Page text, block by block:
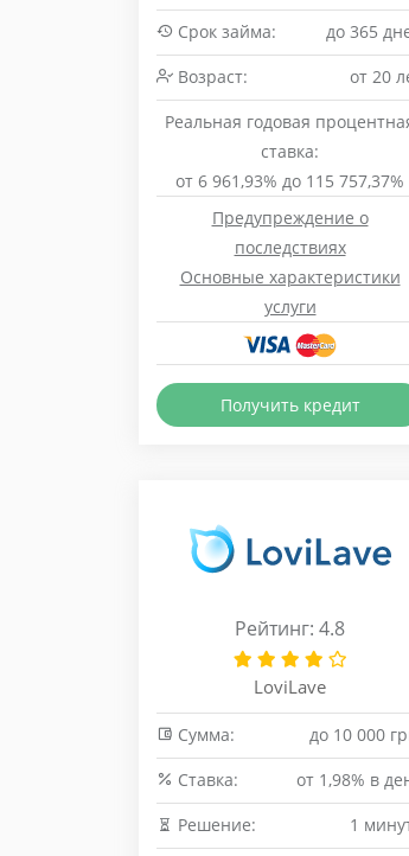
Срок займа:
до 365
Возраст:
от 20
Реальная годовая
ставка:
от 6 961,93% до 115 757,37%
Предупреждение о
последствиях
Основные характеристики
услуги
Получить кредит
Рейтинг: 4.8
LoviLave
Сумма:
до 10 000
Cтавка:
от 1,98% в
Решение:
1